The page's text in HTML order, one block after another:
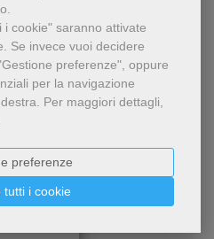
cookie" saranno attivate
Se invece vuoi decidere
preferenze", oppure
per la navigazione
Per maggiori dettagli,
tutti i cookie
preferenze
prodotto
anche...